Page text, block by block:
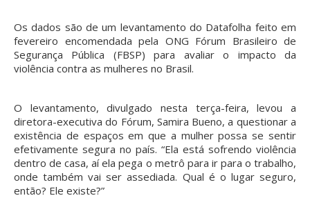
Os dados são de um levantamento do Datafolha feito em
fevereiro encomendada pela ONG Fórum Brasileiro de
Segurança Pública (FBSP) para avaliar o impacto da
violência contra as mulheres no Brasil.
O levantamento, divulgado nesta terça-feira, levou a
diretora-executiva do Fórum, Samira Bueno, a questionar a
existência de espaços em que a mulher possa se sentir
efetivamente segura no país. “Ela está sofrendo violência
dentro de casa, aí ela pega o metrô para ir para o trabalho,
onde também vai ser assediada. Qual é o lugar seguro,
então? Ele existe?”